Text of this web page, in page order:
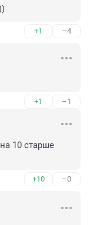
+1 –4
+1 –1
10 старше
+10 –0